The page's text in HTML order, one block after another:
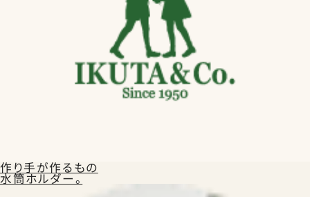
作り手が作るもの
水筒ホルダー。